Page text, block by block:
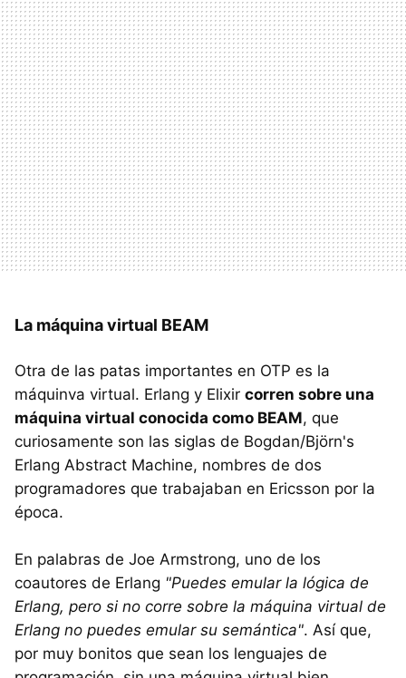
La máquina virtual BEAM
Otra de las patas importantes en OTP es la
máquinva virtual. Erlang y Elixir corren sobre una
máquina virtual conocida como BEAM, que
curiosamente son las siglas de Bogdan/Björn's
Erlang Abstract Machine, nombres de dos
programadores que trabajaban en Ericsson por la
época.
En palabras de Joe Armstrong, uno de los
coautores de Erlang "Puedes emular la lógica de
Erlang, pero si no corre sobre la máquina virtual de
Erlang no puedes emular su semántica". Así que,
por muy bonitos que sean los lenguajes de